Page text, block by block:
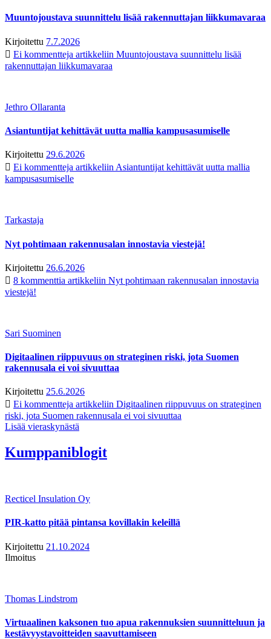
Muuntojoustava suunnittelu lisää rakennuttajan liikkumavaraa
Kirjoitettu 7.7.2026
Ei kommentteja artikkeliin Muuntojoustava suunnittelu lisää
rakennuttajan liikkumavaraa
Jethro Ollaranta
Asiantuntijat kehittävät uutta mallia kampusasumiselle
Kirjoitettu 29.6.2026
Ei kommentteja artikkeliin Asiantuntijat kehittävät uutta mallia
kampusasumiselle
Tarkastaja
Nyt pohtimaan rakennusalan innostavia viestejä!
Kirjoitettu 26.6.2026
8 kommenttia artikkeliin Nyt pohtimaan rakennusalan innostavia
viestejä!
Sari Suominen
Digitaalinen riippuvuus on strateginen riski, jota Suomen
rakennusala ei voi sivuuttaa
Kirjoitettu 25.6.2026
Ei kommentteja artikkeliin Digitaalinen riippuvuus on strateginen
riski, jota Suomen rakennusala ei voi sivuuttaa
Lisää vieraskynästä
Kumppaniblogit
Recticel Insulation Oy
PIR-katto pitää pintansa kovillakin keleillä
Kirjoitettu 21.10.2024
Ilmoitus
Thomas Lindstrom
Virtuaalinen kaksonen tuo apua rakennuksien suunnitteluun ja
kestävyystavoitteiden saavuttamiseen